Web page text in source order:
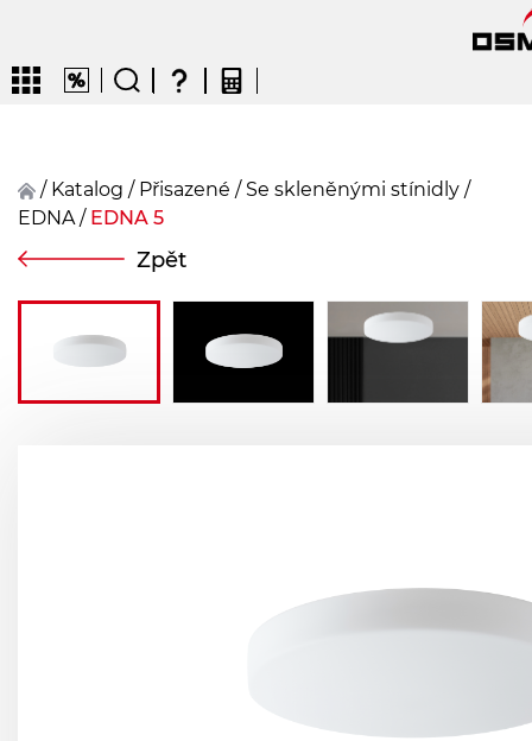
CZENDEFRFIN
/ Katalog / přisazené / Se skleněnými stínidly /
EDNA/ EDNA 5
Zpět